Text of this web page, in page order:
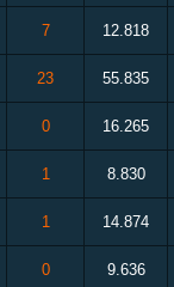
7 12.818
23 55.835
0 16.265
1 8.830
1 14.874
0 9.636